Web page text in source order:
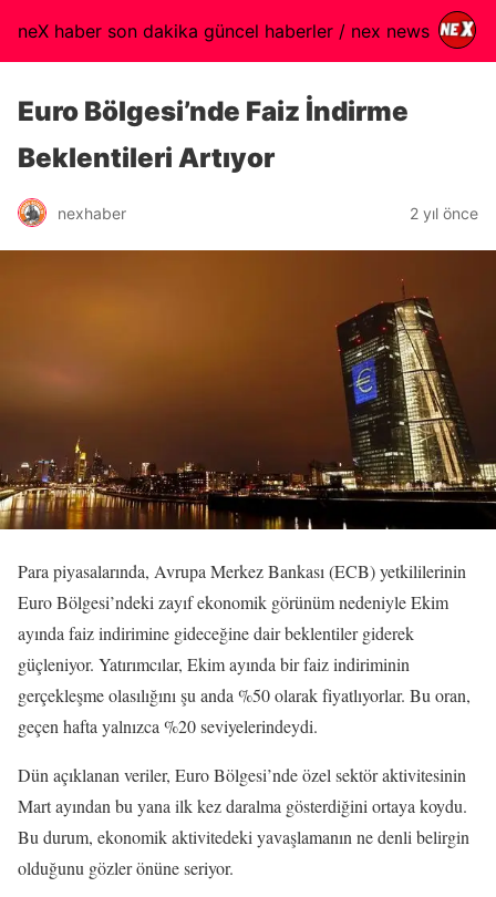
neX haber son dakika güncel haberler / nex news
Euro Bölgesi’nde Faiz İndirme
Beklentileri Artıyor
nexhaber 2 yıl önce
Para piyasalarında, Avrupa Merkez Bankası (ECB) yetkililerinin
Euro Bölgesi’ndeki zayıf ekonomik görünüm nedeniyle Ekim
ayında faiz indirimine gideceğine dair beklentiler giderek
güçleniyor. Yatırımcılar, Ekim ayında bir faiz indiriminin
gerçekleşme olasılığını şu anda %50 olarak fiyatlıyorlar. Bu oran,
geçen hafta yalnızca %20 seviyelerindeydi.
Dün açıklanan veriler, Euro Bölgesi’nde özel sektör aktivitesinin
Mart ayından bu yana ilk kez daralma gösterdiğini ortaya koydu.
Bu durum, ekonomik aktivitedeki yavaşlamanın ne denli belirgin
olduğunu gözler önüne seriyor.